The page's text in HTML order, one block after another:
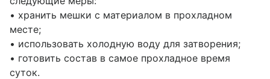
• хранить мешки с материалом в прохладном
месте;
• использовать холодную воду для затворения;
• готовить состав в самое прохладное время
суток.